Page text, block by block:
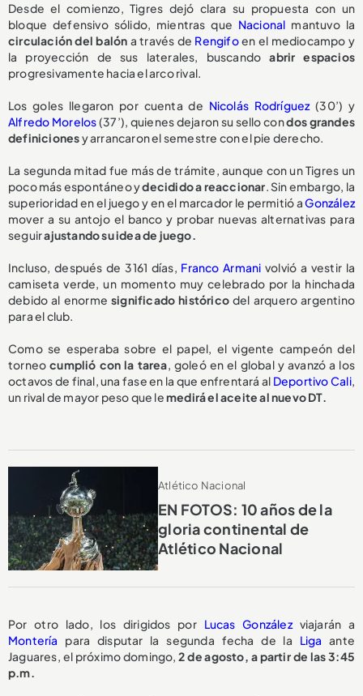
Desde el comienzo, Tigres dejó clara su propuesta con un
bloque defensivo sólido, mientras que Nacional mantuvo la
circulación del balón a través de Rengifoen el mediocampo y
la proyección de sus laterales, buscandoabrir espacios
progresivamente hacia el arco rival.
Los goles llegaron por cuenta de Nicolás Rodríguez (30’) y
Alfredo Morelos(37’), quienes dejaron su sello condos grandes
definicionesy arrancaron el semestre con el pie derecho.
La segunda mitad fue más de trámite, aunque con un Tigres un
poco más espontáneo ydecidido a reaccionar. Sin embargo, la
superioridad en el juego y en el marcador le permitió aGonzález
mover a su antojo el banco y probar nuevas alternativas para
seguirajustando su idea de juego.
Incluso, después de 3161 días, Franco Armanivolvió a vestir la
camiseta verde, un momento muy celebrado por la hinchada
debido al enorme significado histórico del arquero argentino
para el club.
Como se esperaba sobre el papel, el vigente campeón del
torneocumplió con la tarea, goleó en el global y avanzó a los
octavos de final, una fase en la que enfrentará al Deportivo Cali,
un rival de mayor peso que lemedirá el aceite al nuevo DT.
Atlético Nacional
EN FOTOS: 10 años de la
gloria continental de
Atlético Nacional
Por otro lado, los dirigidos por Lucas González viajarán a
Montería para disputar la segunda fecha de la Liga ante
Jaguares, el próximo domingo, 2 de agosto, a partir de las 3:45
p.m.